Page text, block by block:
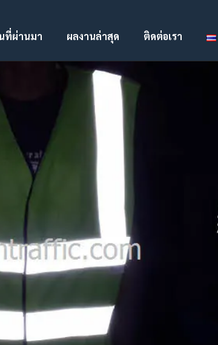
ที่ผ่านมา ผลงานล่าสุด ติดต่อเรา